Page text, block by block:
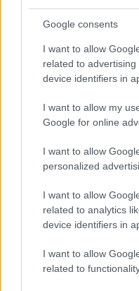
Google consents
I want to allow
related to
device identifiers in
I want to allow my
Google for online
I want to allow
personalized
I want to allow
related to analytics
device identifiers in
I want to allow
related to
NECROLOGIE
Mario Malu
Paolo Pinna
Martina